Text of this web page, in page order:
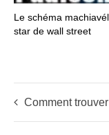
Le schéma
star de wall street
Comment trouver une action française avant qu’elle